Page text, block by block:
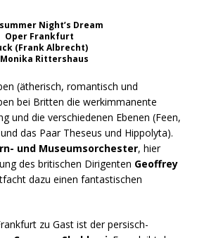
Night’s Dream
Oper Frankfurt
(Frank Albrecht)
Rittershaus
(ätherisch, romantisch und
bei Britten die werkimmanente
und die verschiedenen Ebenen (Feen,
das Paar Theseus und Hippolyta).
und Museumsorchester, hier
des britischen Dirigenten Geoffrey
dazu einen fantastischen
zu Gast ist der persisch-